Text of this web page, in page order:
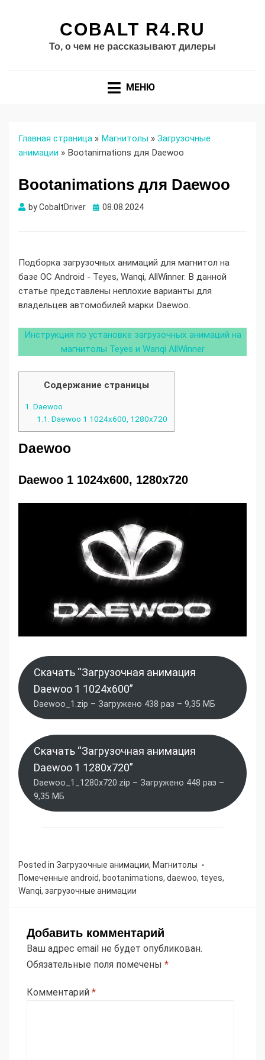
COBALT R4.RU
То, о чем не рассказывают дилеры
МЕНЮ
Главная страница » Магнитолы » Загрузочные
анимации » Bootanimations для Daewoo
Bootanimations для Daewoo
byCobaltDriver Опубликовано
08.08.2024
Подборка загрузочных анимаций для магнитол на
базе ОС Android - Teyes, Wanqi, AllWinner. В данной
статье представлены неплохие варианты для
владельцев автомобилей марки Daewoo.
Инструкция по установке загрузочных анимаций на
магнитолы Teyes и Wanqi AllWinner
Содержание страницы
1. Daewoo
1.1. Daewoo 1 1024x600, 1280x720
Daewoo
Daewoo 1 1024x600, 1280x720
Скачать “Загрузочная анимация
Daewoo 1 1024x600”
Daewoo_1.zip – Загружено 438 раз – 9,35 МБ
Скачать “Загрузочная анимация
Daewoo 1 1280x720”
Daewoo_1_1280x720.zip – Загружено 448 раз –
9,35 МБ
Posted in Загрузочные анимации, Магнитолы
Помеченные android, bootanimations, daewoo, teyes,
Wanqi, загрузочные анимации
Добавить комментарий
Ваш адрес email не будет опубликован.
Обязательные поля помечены *
Комментарий *